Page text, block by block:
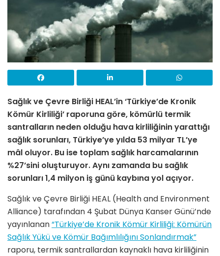
Sağlık ve Çevre Birliği HEAL’in ‘Türkiye’de Kronik
Kömür Kirliliği’ raporuna göre, kömürlü termik
santralların neden olduğu hava kirliliğinin yarattığı
sağlık sorunları, Türkiye’ye yılda 53 milyar TL’ye
mâl oluyor. Bu ise toplam sağlık harcamalarının
%27’sini oluşturuyor. Aynı zamanda bu sağlık
sorunları 1,4 milyon iş günü kaybına yol açıyor.
Sağlık ve Çevre Birliği HEAL (Health and Environment
Alliance) tarafından 4 Şubat Dünya Kanser Günü’nde
yayınlanan“Türkiye’de Kronik Kömür Kirliliği: Kömürün
Sağlık Yükü ve Kömür Bağımlılığını Sonlandırmak”
raporu, termik santrallardan kaynaklı hava kirliliğinin